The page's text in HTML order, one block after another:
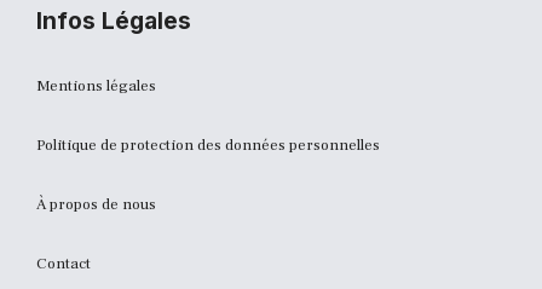
Infos Légales
Mentions légales
Politique de protection des données personnelles
À propos de nous
Contact